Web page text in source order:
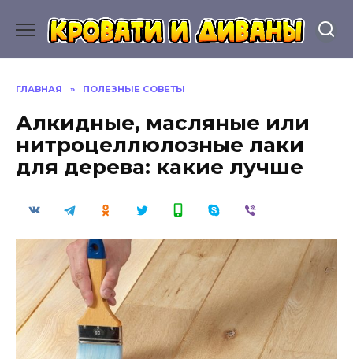
содержанию
ГЛАВНАЯ » ПОЛЕЗНЫЕ СОВЕТЫ
Алкидные, масляные или
нитроцеллюлозные лаки
для дерева: какие лучше